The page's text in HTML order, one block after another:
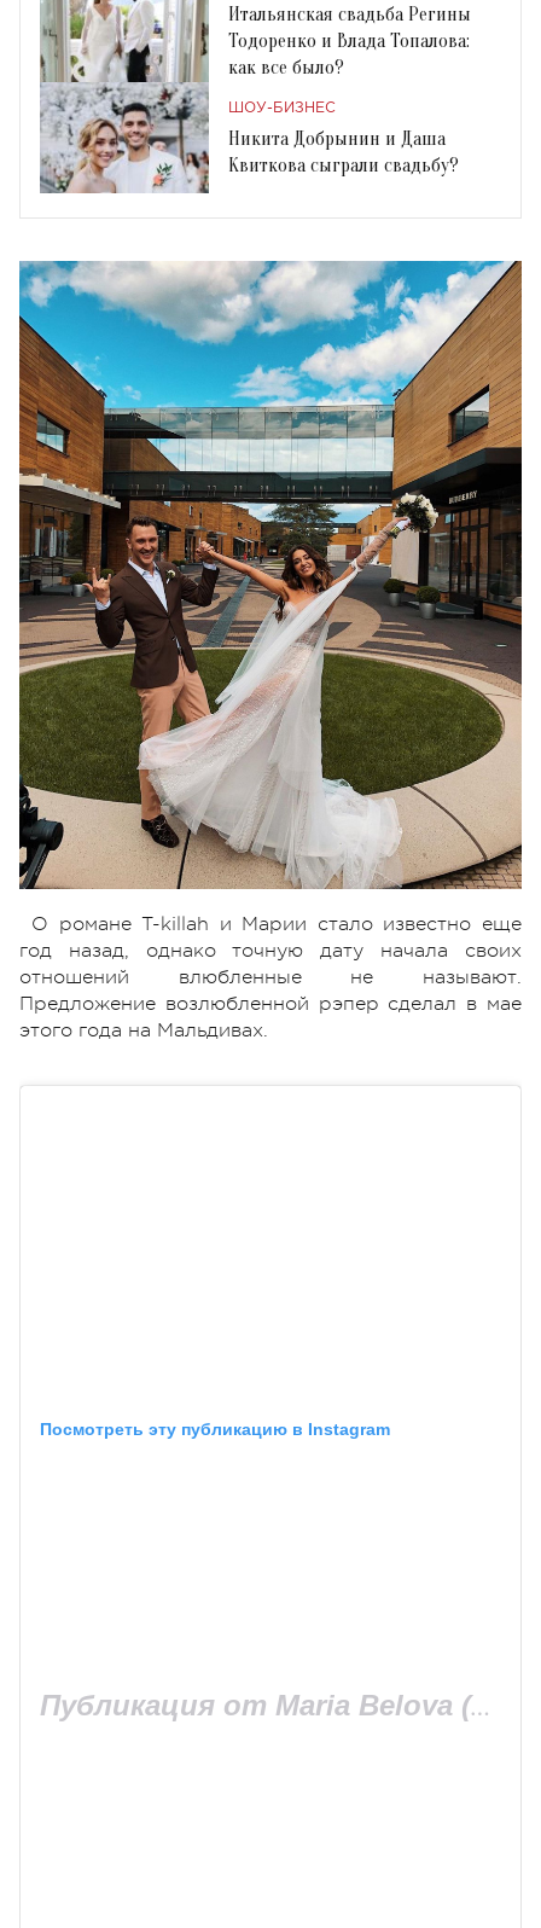
Итальянская свадьба Регины
Тодоренко и Влада Топалова:
как все было?
ШОУ-БИЗНЕС
Никита Добрынин и Даша
Квиткова сыграли свадьбу?
О романе T-killah и Марии стало известно еще
год назад, однако точную дату начала своих
отношений влюбленные не называют.
Предложение возлюбленной рэпер сделал в мае
этого года на Мальдивах.
Посмотреть эту публикацию в Instagram
Публикация от Maria Belova (@mariakakdela)